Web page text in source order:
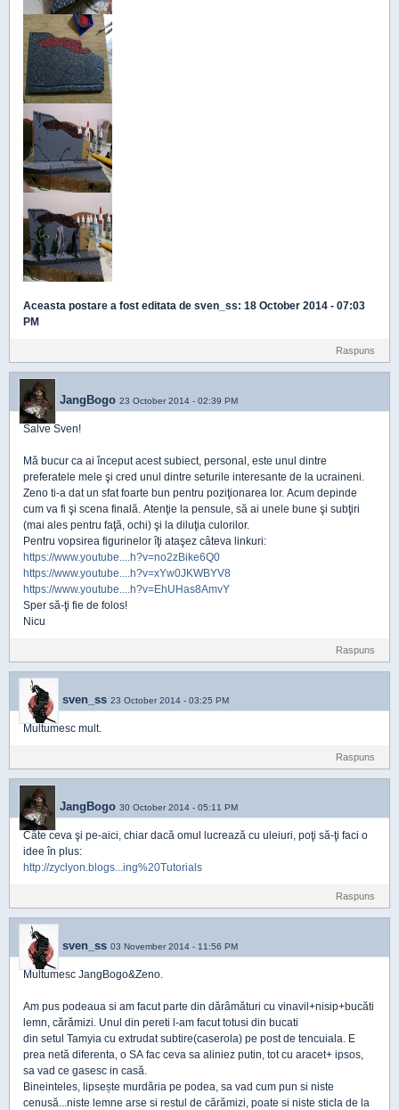
Aceasta postare a fost editata de sven_ss: 18 October 2014 - 07:03
PM
Raspuns
JangBogo 23 October 2014 - 02:39 PM
Salve Sven!
Mă bucur ca ai început acest subiect, personal, este unul dintre
preferatele mele şi cred unul dintre seturile interesante de la ucraineni.
Zeno ti-a dat un sfat foarte bun pentru poziţionarea lor. Acum depinde
cum va fi şi scena finală. Atenţie la pensule, să ai unele bune şi subţiri
(mai ales pentru faţă, ochi) şi la diluţia culorilor.
Pentru vopsirea figurinelor îţi ataşez câteva linkuri:
https://www.youtube....h?v=no2zBike6Q0
https://www.youtube....h?v=xYw0JKWBYV8
https://www.youtube....h?v=EhUHas8AmvY
Sper să-ţi fie de folos!
Nicu
Raspuns
sven_ss 23 October 2014 - 03:25 PM
Multumesc mult.
Raspuns
JangBogo 30 October 2014 - 05:11 PM
Câte ceva şi pe-aici, chiar dacă omul lucrează cu uleiuri, poţi să-ţi faci o
idee în plus:
http://zyclyon.blogs...ing%20Tutorials
Raspuns
sven_ss 03 November 2014 - 11:56 PM
Multumesc JangBogo&Zeno.
Am pus podeaua si am facut parte din dărâmături cu vinavil+nisip+bucăti
lemn, cărămizi. Unul din pereti l-am facut totusi din bucati
din setul Tamyia cu extrudat subtire(caserola) pe post de tencuiala. E
prea netă diferenta, o SA fac ceva sa aliniez putin, tot cu aracet+ ipsos,
sa vad ce gasesc in casă.
Bineinteles, lipsește murdăria pe podea, sa vad cum pun si niste
cenusă...niste lemne arse si restul de cărămizi, poate si niste sticla de la